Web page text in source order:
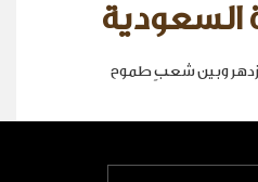
السعودية
وبين شعبٍ طموح